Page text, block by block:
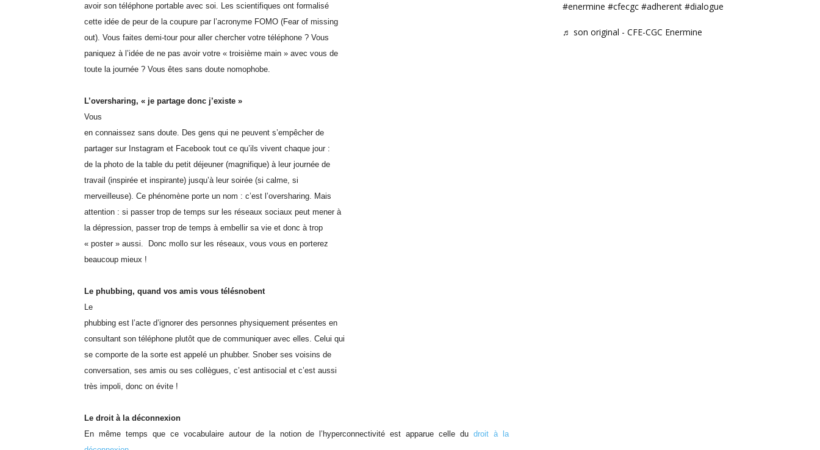
avoir son téléphone portable avec soi. Les scientifiques ont formalisé
cette idée de peur de la coupure par l’acronyme FOMO (Fear of missing
out). Vous faites demi-tour pour aller chercher votre téléphone ? Vous
paniquez à l’idée de ne pas avoir votre « troisième main » avec vous de
toute la journée ? Vous êtes sans doute nomophobe.
L’oversharing, « je partage donc j’existe »
Vous
en connaissez sans doute. Des gens qui ne peuvent s’empêcher de
partager sur Instagram et Facebook tout ce qu’ils vivent chaque jour :
de la photo de la table du petit déjeuner (magnifique) à leur journée de
travail (inspirée et inspirante) jusqu’à leur soirée (si calme, si
merveilleuse). Ce phénomène porte un nom : c’est l’oversharing. Mais
attention : si passer trop de temps sur les réseaux sociaux peut mener à
la dépression, passer trop de temps à embellir sa vie et donc à trop
« poster » aussi. Donc mollo sur les réseaux, vous vous en porterez
beaucoup mieux !
Le phubbing, quand vos amis vous télésnobent
Le
phubbing est l’acte d’ignorer des personnes physiquement présentes en
consultant son téléphone plutôt que de communiquer avec elles. Celui qui
se comporte de la sorte est appelé un phubber. Snober ses voisins de
conversation, ses amis ou ses collègues, c’est antisocial et c’est aussi
très impoli, donc on évite !
Le droit à la déconnexion
En même temps que ce vocabulaire autour de la notion de l’hyperconnectivité est apparue celle dudroit à la
#enermine #cfecgc #adherent #dialogue
♬ son original - CFE-CGC Enermine